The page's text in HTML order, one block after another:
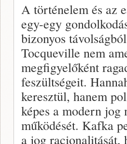
A történelem és az
egy-egy
bizonyos
Tocqueville nem
megfigyelőként
feszültségeit.
keresztül, hanem
képes a modern
működését. Kafka
a jog racionalitását,